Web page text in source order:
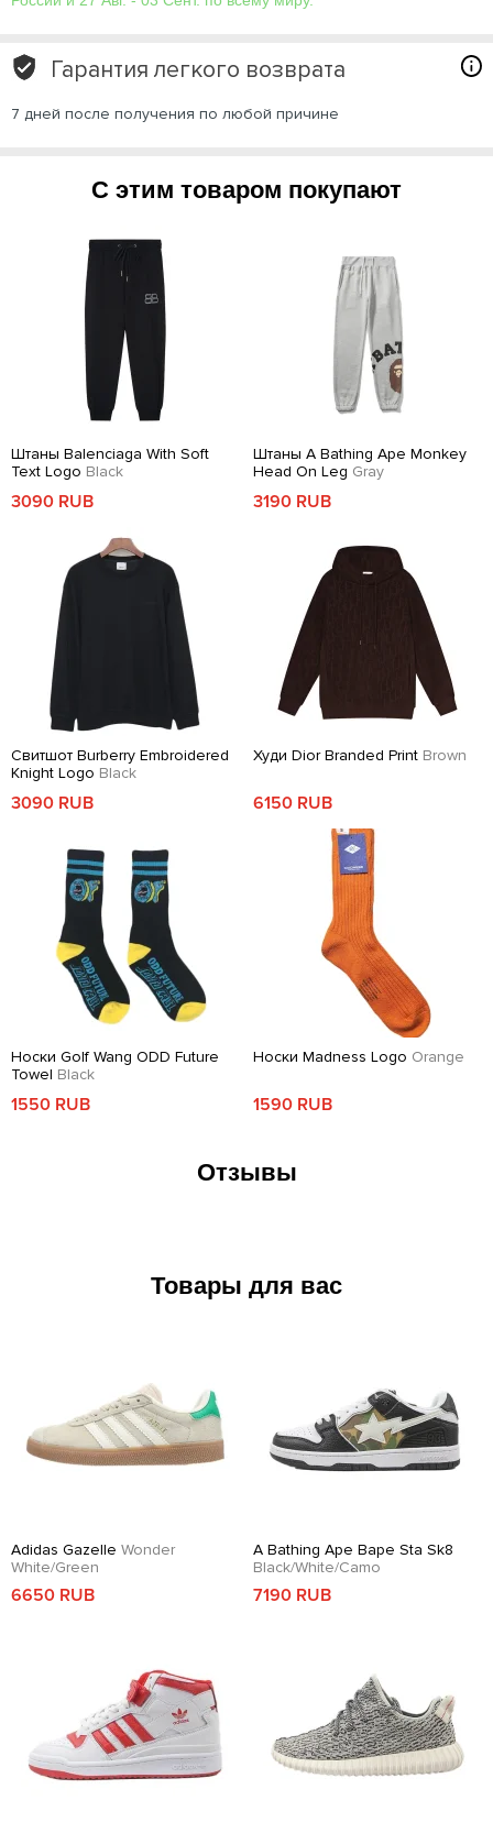
Гарантия легкого возврата
7 дней после получения по любой причине
С этим товаром покупают
Штаны Balenciaga With Soft
Text Logo Black
3090 RUB
Штаны A Bathing Ape Monkey
Head On Leg Gray
3190 RUB
Свитшот Burberry Embroidered
Knight Logo Black
3090 RUB
Худи Dior Branded Print Brown
6150 RUB
Носки Golf Wang ODD Future
Towel Black
1550 RUB
Носки Madness Logo Orange
1590 RUB
Отзывы
Товары для вас
Adidas Gazelle Wonder
White/Green
6650 RUB
A Bathing Ape Bape Sta Sk8
Black/White/Camo
7190 RUB